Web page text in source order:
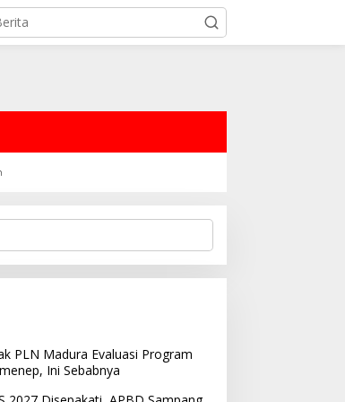
PLN Madura Evaluasi Program
Ini Sebabnya